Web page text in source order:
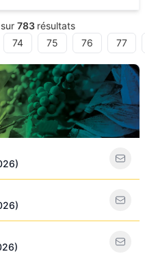
sur 783 résultats
74 75 76 77